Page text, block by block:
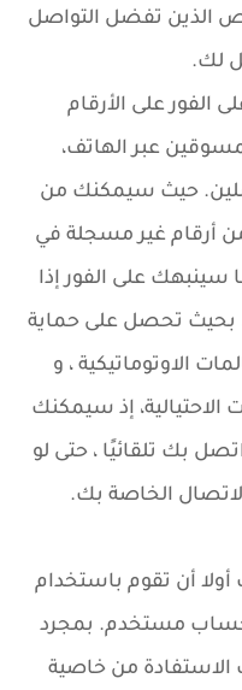
الذين تفضل التواصل
لك.
الفور على الأرقام
عبر الهاتف،
حيث سيمكنك من
من أرقام غير مسجلة في
على الفور إذا
بحيث تحصل على حماية
الاوتوماتيكية ، و
الاحتيالية، إذ سيمكنك
بك تلقائيًا ، حتى لو
الخاصة بك.
أن تقوم باستخدام
حساب مستخدم. بمجرد
الاستفادة من خاصية